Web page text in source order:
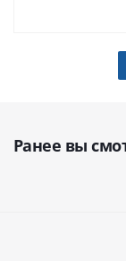
Ранее вы